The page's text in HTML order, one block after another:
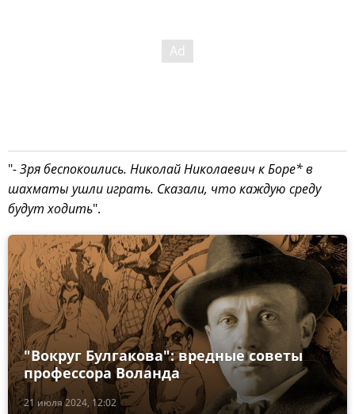
"- Зря беспокоились. Николай Николаевич к Боре* в
шахматы ушли играть. Сказали, что каждую среду
будут ходить".
21 июля 2024, 12:02
"Вокруг Булгакова": вредные советы
профессора Воланда